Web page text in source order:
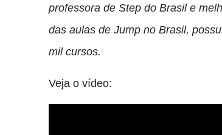
professora de Step do Brasil e
das aulas de Jump no Brasil,
mil cursos.
Veja o vídeo: